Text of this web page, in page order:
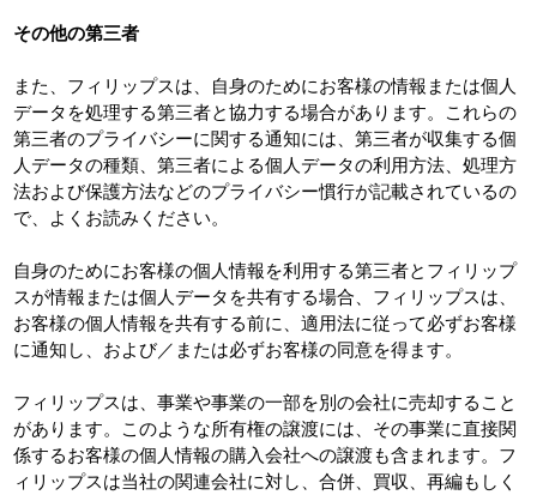
その他の第三者
また、フィリップスは、自身のためにお客様の情報または個人
データを処理する第三者と協力する場合があります。これらの
第三者のプライバシーに関する通知には、第三者が収集する個
人データの種類、第三者による個人データの利用方法、処理方
法および保護方法などのプライバシー慣行が記載されているの
で、よくお読みください。
自身のためにお客様の個人情報を利用する第三者とフィリップ
スが情報または個人データを共有する場合、フィリップスは、
お客様の個人情報を共有する前に、適用法に従って必ずお客様
に通知し、および／または必ずお客様の同意を得ます。
フィリップスは、事業や事業の一部を別の会社に売却すること
があります。このような所有権の譲渡には、その事業に直接関
係するお客様の個人情報の購入会社への譲渡も含まれます。フ
ィリップスは当社の関連会社に対し、合併、買収、再編もしく